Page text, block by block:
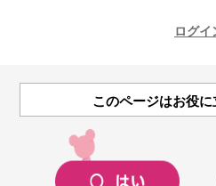
ログイ
このページはお役